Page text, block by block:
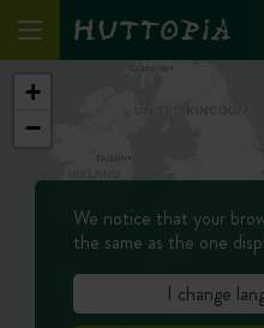
+
−
We notice that your
the same as the one
I change